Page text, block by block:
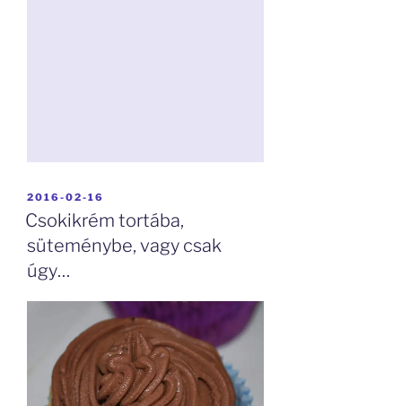
BEKÜLDVE:
2016-02-16
Csokikrém tortába,
süteménybe, vagy csak
úgy…